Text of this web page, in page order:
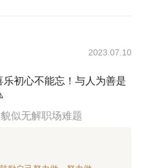
2023.07.10
初心不能忘！与人为善是
似无解职场难题